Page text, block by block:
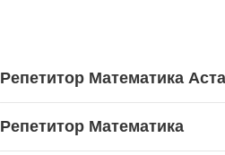
Репетитор Математика
Репетитор Математика